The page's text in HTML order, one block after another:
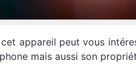
appareil peut vous
mais aussi son